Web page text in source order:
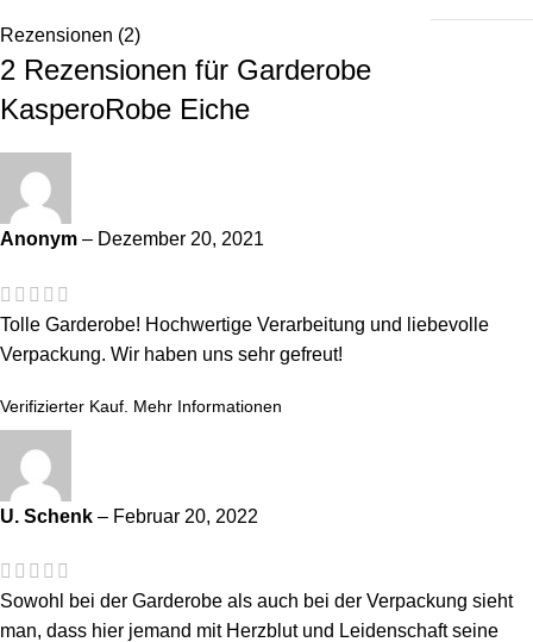
Rezensionen (2)
2 Rezensionen für Garderobe
KasperoRobe Eiche
Anonym – Dezember 20, 2021
Tolle Garderobe! Hochwertige Verarbeitung und liebevolle
Verpackung. Wir haben uns sehr gefreut!
Verifizierter Kauf. Mehr Informationen
U. Schenk – Februar 20, 2022
Sowohl bei der Garderobe als auch bei der Verpackung sieht
man, dass hier jemand mit Herzblut und Leidenschaft seine